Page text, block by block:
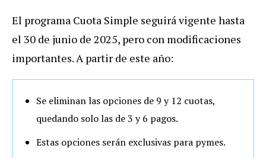
El programa Cuota Simple seguirá vigente hasta
el 30 de junio de 2025, pero con modificaciones
importantes. A partir de este año:
Se eliminan las opciones de 9 y 12 cuotas,
quedando solo las de 3 y 6 pagos.
Estas opciones serán exclusivas para pymes.